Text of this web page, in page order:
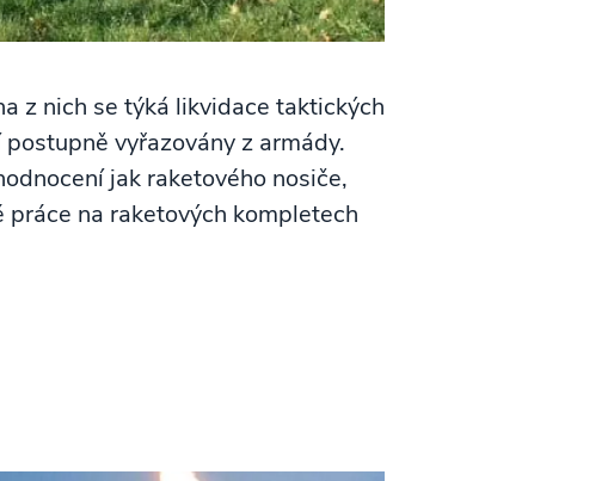
z nich se týká likvidace taktických
vyřazovány z armády.
jak raketového nosiče,
na raketových kompletech